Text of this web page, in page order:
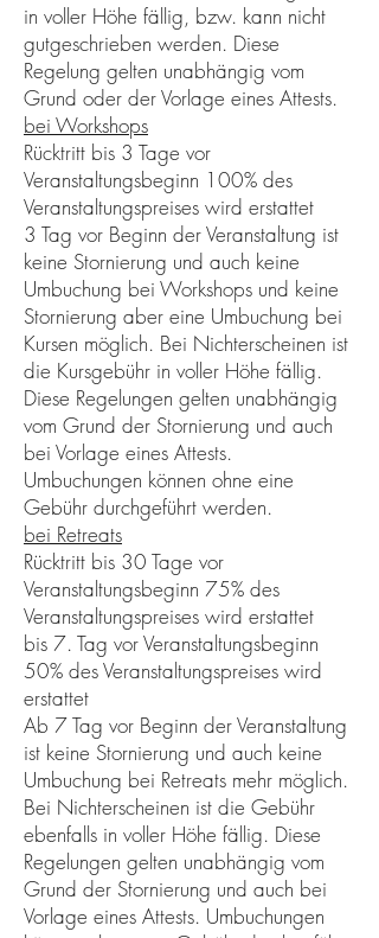
in voller Höhe fällig, bzw. kann nicht
gutgeschrieben werden. Diese
Regelung gelten unabhängig vom
Grund oder der Vorlage eines Attests.
bei Workshops
Rücktritt bis 3 Tage vor
Veranstaltungsbeginn 100% des
Veranstaltungspreises wird erstattet
3 Tag vor Beginn der Veranstaltung ist
keine Stornierung und auch keine
Umbuchung bei Workshops und keine
Stornierung aber eine Umbuchung bei
Kursen möglich. Bei Nichterscheinen ist
die Kursgebühr in voller Höhe fällig.
Diese Regelungen gelten unabhängig
vom Grund der Stornierung und auch
bei Vorlage eines Attests.
Umbuchungen können ohne eine
Gebühr durchgeführt werden.
bei Retreats
Rücktritt bis 30 Tage vor
Veranstaltungsbeginn 75% des
Veranstaltungspreises wird erstattet
bis 7. Tag vor Veranstaltungsbeginn
50% des Veranstaltungspreises wird
erstattet
Ab 7 Tag vor Beginn der Veranstaltung
ist keine Stornierung und auch keine
Umbuchung bei Retreats mehr möglich.
Bei Nichterscheinen ist die Gebühr
ebenfalls in voller Höhe fällig. Diese
Regelungen gelten unabhängig vom
Grund der Stornierung und auch bei
Vorlage eines Attests. Umbuchungen